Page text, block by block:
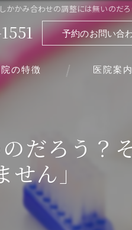
かかみ合わせの調整には無いのだ
予約のお問い合
の特徴
症
医院案内
だろう？
ん」